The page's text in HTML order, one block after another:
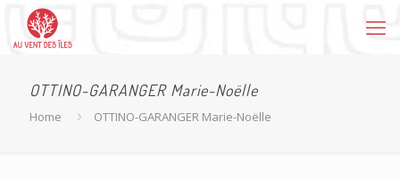
OTTINO-GARANGER Marie-Noëlle
Home OTTINO-GARANGER Marie-Noëlle